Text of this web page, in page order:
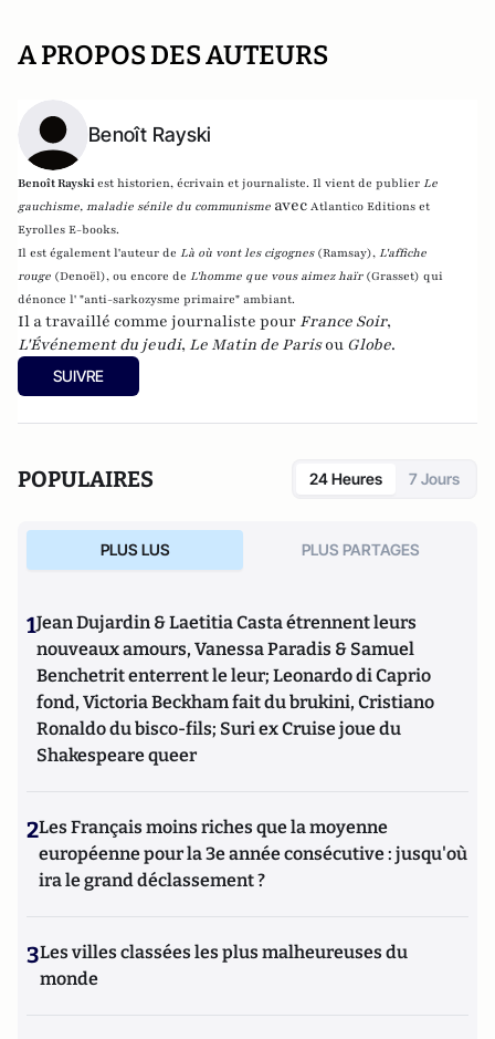
A PROPOS DES AUTEURS
Benoît Rayski
Benoît Rayskiest historien, écrivain et journaliste. Il vient de publier Le
gauchisme, maladie sénile du communisme avec Atlantico Editions et
Eyrolles E-books.
Il est également l'auteur de Là où vont les cigognes (Ramsay), L'affiche
rouge (Denoël), ou encore de L'homme que vous aimez haïr (Grasset) qui
dénonce l' "anti-sarkozysme primaire" ambiant.
Il a travaillé comme journaliste pour France Soir,
L'Événement du jeudi, Le Matin de Parisou Globe.
SUIVRE
POPULAIRES 24 Heures 7 Jours
PLUS LUS PLUS PARTAGES
1Jean Dujardin & Laetitia Casta étrennent leurs
nouveaux amours, Vanessa Paradis & Samuel
Benchetrit enterrent le leur; Leonardo di Caprio
fond, Victoria Beckham fait du brukini, Cristiano
Ronaldo du bisco-fils; Suri ex Cruise joue du
Shakespeare queer
2Les Français moins riches que la moyenne
européenne pour la 3e année consécutive : jusqu'où
ira le grand déclassement ?
3Les villes classées les plus malheureuses du
monde